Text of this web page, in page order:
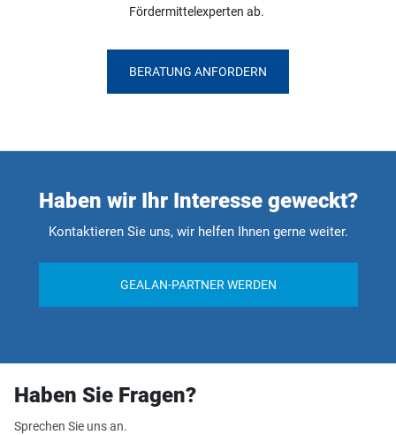
Fördermittelexperten ab.
BERATUNG ANFORDERN
Haben wir Ihr Interesse geweckt?
Kontaktieren Sie uns, wir helfen Ihnen gerne weiter.
GEALAN-PARTNER WERDEN
Haben Sie Fragen?
Sprechen Sie uns an.